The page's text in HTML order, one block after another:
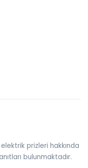
prizleri hakkında
bulunmaktadır.